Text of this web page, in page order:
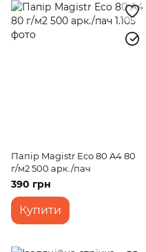
Папір Magistr Eco 80 A4 80
г/м2 500 арк./пач
390 грн
Купити